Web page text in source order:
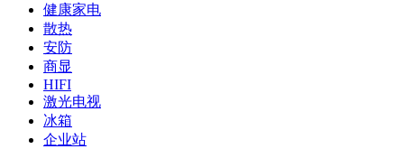
健康家电
散热
安防
商显
HIFI
激光电视
冰箱
企业站